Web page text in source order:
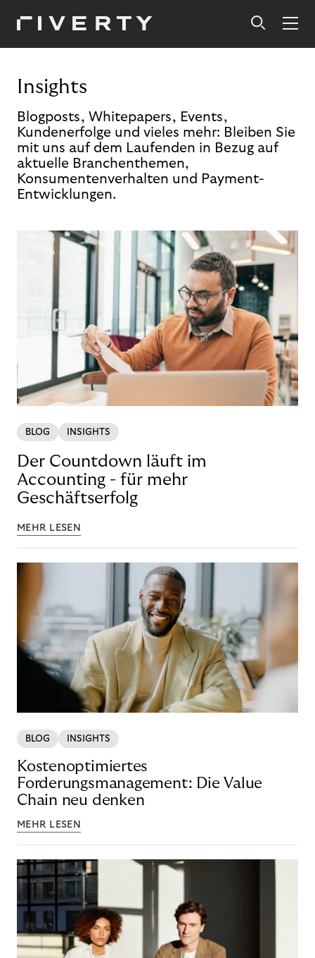
Insights
Blogposts, Whitepapers, Events,
Kundenerfolge und vieles mehr: Bleiben Sie
mit uns auf dem Laufenden in Bezug auf
aktuelle Branchenthemen,
Konsumentenverhalten und Payment-
Entwicklungen.
BLOG INSIGHTS
Der Countdown läuft im
Accounting - für mehr
Geschäftserfolg
MEHR LESEN
BLOG INSIGHTS
Kostenoptimiertes
Forderungsmanagement: Die Value
Chain neu denken
MEHR LESEN